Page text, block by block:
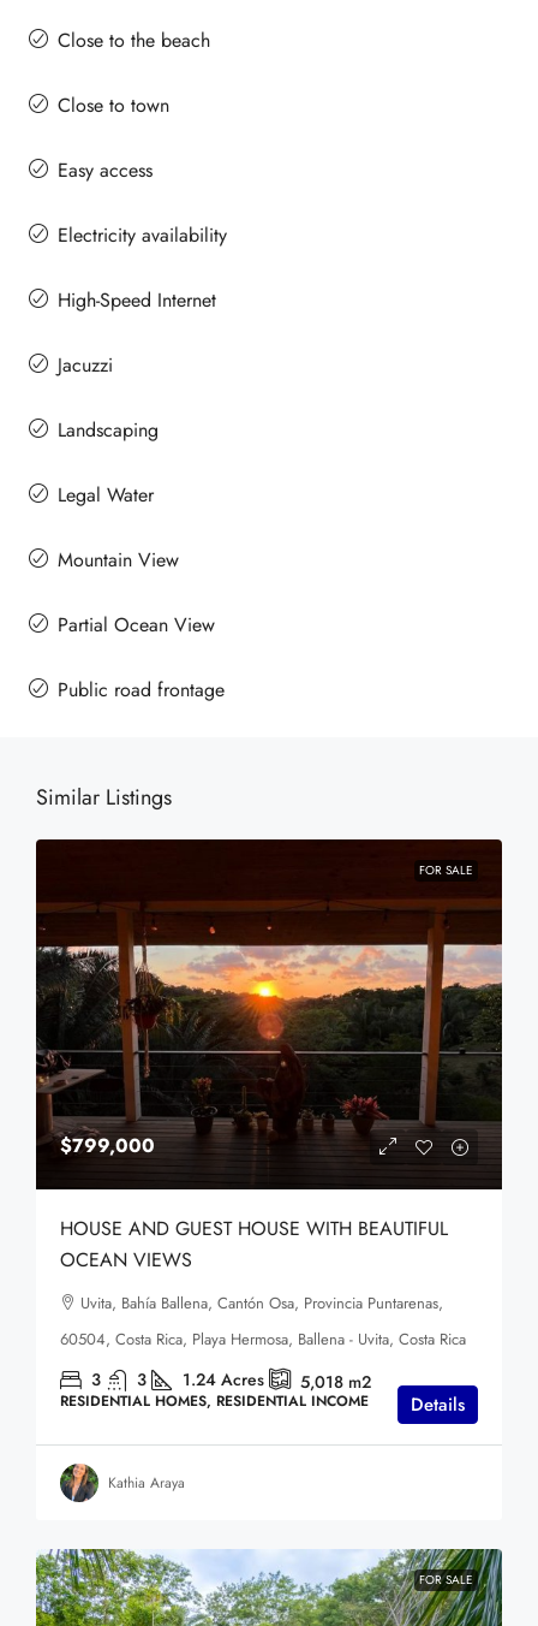
Close to the beach
Close to town
Easy access
Electricity availability
High-Speed Internet
Jacuzzi
Landscaping
Legal Water
Mountain View
Partial Ocean View
Public road frontage
Similar Listings
FOR SALE
$799,000
HOUSE AND GUEST HOUSE WITH BEAUTIFUL
OCEAN VIEWS
Uvita, Bahía Ballena, Cantón Osa, Provincia Puntarenas,
60504, Costa Rica, Playa Hermosa, Ballena - Uvita, Costa Rica
3 3 1.24 Acres 5,018 m2
RESIDENTIAL HOMES, RESIDENTIAL INCOME Details
Kathia Araya
FOR SALE